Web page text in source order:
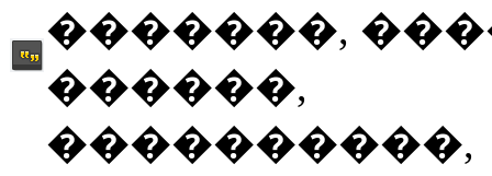
�������,
������,
����������,